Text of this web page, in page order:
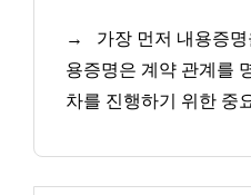
→
가장 먼저 내용증
용증명은 계약 관계를
차를 진행하기 위한 중